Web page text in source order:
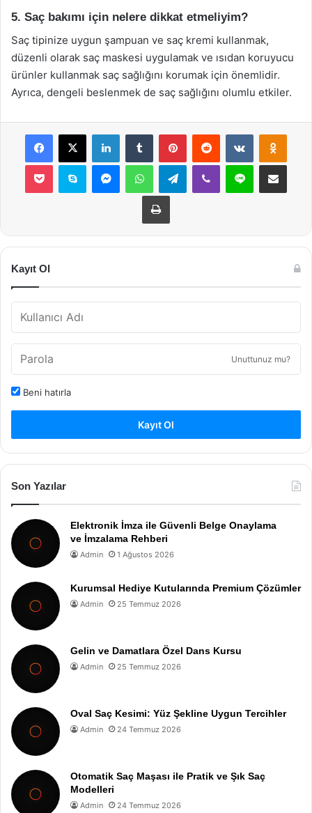
5. Saç bakımı için nelere dikkat etmeliyim?
Saç tipinize uygun şampuan ve saç kremi kullanmak,
düzenli olarak saç maskesi uygulamak ve ısıdan koruyucu
ürünler kullanmak saç sağlığını korumak için önemlidir.
Ayrıca, dengeli beslenmek de saç sağlığını olumlu etkiler.
Facebook
X LinkedInTumblr PinterestReddit VKontakte
Pocket Skype MessengerWhatsAppTelegramViber Line E-Posta ile
Yazdır
Kayıt Ol
Unuttunuz mu?
Beni hatırla
Kayıt Ol
Son Yazılar
Elektronik İmza ile Güvenli Belge Onaylama
ve İmzalama Rehberi
Admin 1 Ağustos 2026
Kurumsal Hediye Kutularında Premium Çözümler
Admin 25 Temmuz 2026
Gelin ve Damatlara Özel Dans Kursu
Admin 25 Temmuz 2026
Oval Saç Kesimi: Yüz Şekline Uygun Tercihler
Admin 24 Temmuz 2026
Otomatik Saç Maşası ile Pratik ve Şık Saç
Modelleri
Admin 24 Temmuz 2026